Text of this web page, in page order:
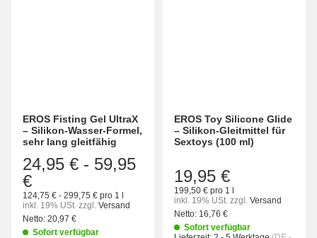
EROS Fisting Gel UltraX
– Silikon-Wasser-Formel,
sehr lang gleitfähig
24,95 € - 59,95
€
124,75 € - 299,75 € pro 1 l
inkl. 19% USt. zzgl. Versand
Netto: 20,97 €
Sofort verfügbar
EROS Toy Silicone Glide
– Silikon-Gleitmittel für
Sextoys (100 ml)
19,95 €
199,50 € pro 1 l
inkl. 19% USt. zzgl. Versand
Netto: 16,76 €
Sofort verfügbar